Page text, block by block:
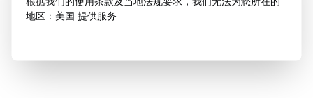
地区：美国 提供服务